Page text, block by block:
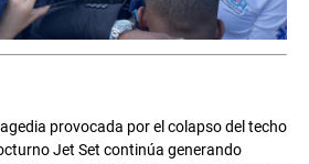
provocada por el colapso del techo
Jet Set continúa generando